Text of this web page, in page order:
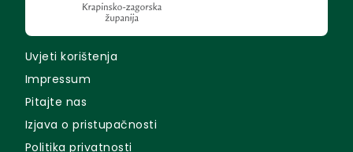
Uvjeti korištenja
Impressum
Pitajte nas
Izjava o pristupačnosti
Politika privatnosti